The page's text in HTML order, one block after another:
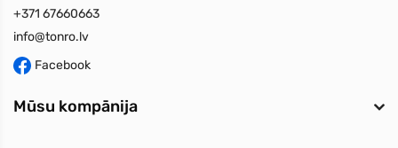
+371 67660663
info@tonro.lv
Facebook
Mūsu kompānija